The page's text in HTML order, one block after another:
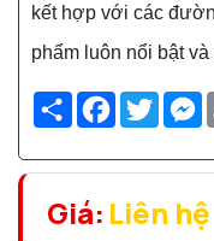
kết hợp với các
phẩm luôn nổi bật
Share Facebook
Twitter
Giá: Liên hệ